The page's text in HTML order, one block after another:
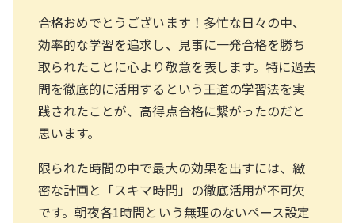
合格おめでとうございます！多忙な日々の中、
効率的な学習を追求し、見事に一発合格を勝ち
取られたことに心より敬意を表します。特に過去
問を徹底的に活用するという王道の学習法を実
践されたことが、高得点合格に繋がったのだと
思います。
限られた時間の中で最大の効果を出すには、緻
密な計画と「スキマ時間」の徹底活用が不可欠
です。朝夜各1時間という無理のないペース設定